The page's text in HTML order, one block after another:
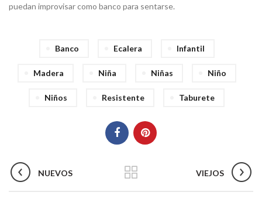
puedan improvisar como banco para sentarse.
Banco Ecalera Infantil
Madera Niña Niñas Niño
Niños Resistente Taburete
NUEVOS VIEJOS